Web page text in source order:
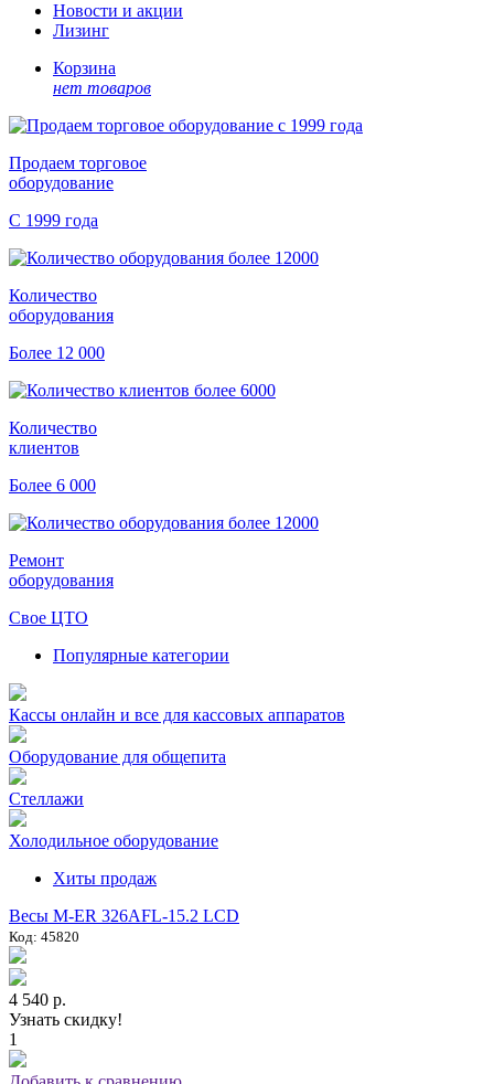
Новости и акции
Лизинг
Корзина
нет товаров
Продаем торговое
оборудование
С 1999 года
Количество
оборудования
Более 12 000
Количество
клиентов
Более 6 000
Ремонт
оборудования
Свое ЦТО
Популярные категории
Кассы онлайн и все для кассовых аппаратов
Оборудование для общепита
Стеллажи
Холодильное оборудование
Хиты продаж
Весы M-ER 326AFL-15.2 LCD
Код: 45820
4 540 р.
Узнать скидку!
1